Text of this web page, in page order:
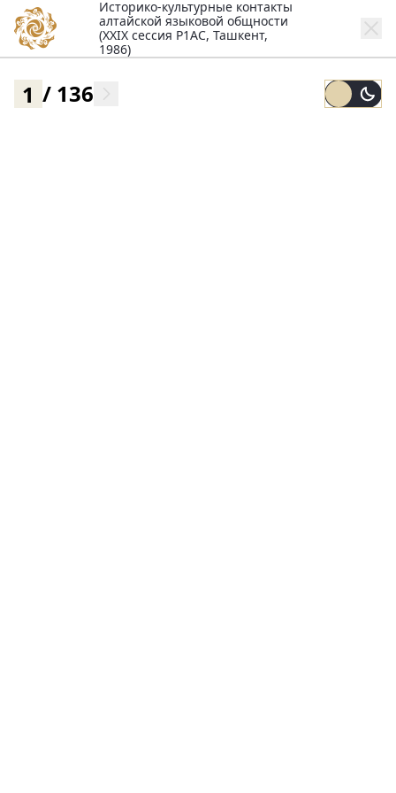
Историко-культурные контакты
алтайской языковой общности
(XXIX сессия Р1АС, Ташкент,
1986)
/ 136